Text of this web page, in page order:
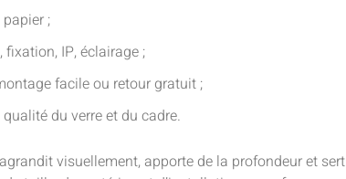
;
IP, éclairage ;
facile ou retour gratuit ;
du verre et du cadre.
visuellement, apporte de la profondeur et sert